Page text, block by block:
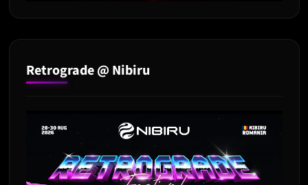
Retrograde @ Nibiru